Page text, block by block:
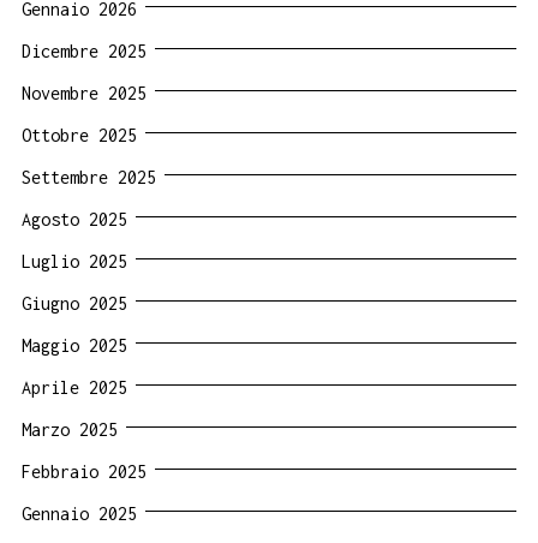
Gennaio 2026
Dicembre 2025
Novembre 2025
Ottobre 2025
Settembre 2025
Agosto 2025
Luglio 2025
Giugno 2025
Maggio 2025
Aprile 2025
Marzo 2025
Febbraio 2025
Gennaio 2025